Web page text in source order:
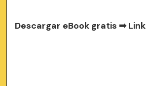
Descargar eBook gratis ➡Link